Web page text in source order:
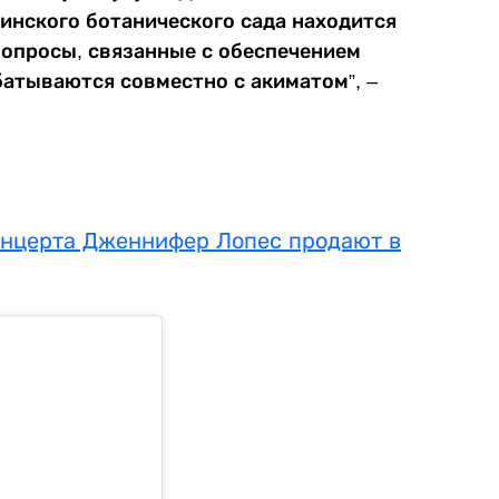
ботанического сада находится
связанные с обеспечением
совместно с акиматом”, –
Дженнифер Лопес продают в